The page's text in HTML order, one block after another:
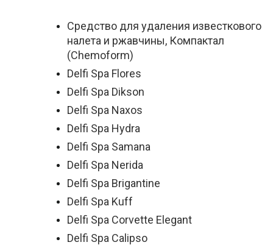
Средство для удаления известкового
налета и ржавчины, Компактал
(Chemoform)
Delfi Spa Flores
Delfi Spa Dikson
Delfi Spa Naxos
Delfi Spa Hydra
Delfi Spa Samana
Delfi Spa Nerida
Delfi Spa Brigantine
Delfi Spa Kuff
Delfi Spa Corvette Elegant
Delfi Spa Calipso